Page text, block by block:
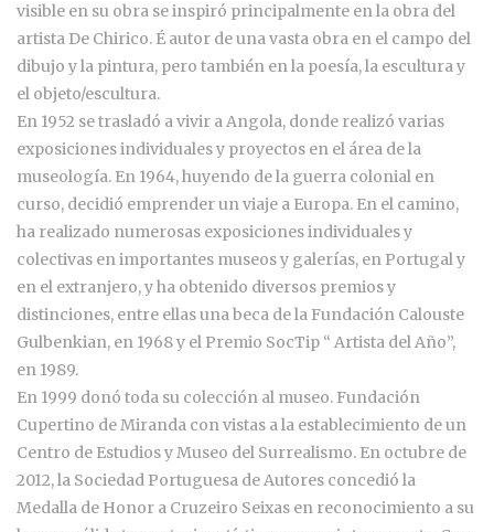
visible en su obra se inspiró principalmente en la obra del
artista De Chirico. É autor de una vasta obra en el campo del
dibujo y la pintura, pero también en la poesía, la escultura y
el objeto/escultura.
En 1952 se trasladó a vivir a Angola, donde realizó varias
exposiciones individuales y proyectos en el área de la
museología. En 1964, huyendo de la guerra colonial en
curso, decidió emprender un viaje a Europa. En el camino,
ha realizado numerosas exposiciones individuales y
colectivas en importantes museos y galerías, en Portugal y
en el extranjero, y ha obtenido diversos premios y
distinciones, entre ellas una beca de la Fundación Calouste
Gulbenkian, en 1968 y el Premio SocTip “ Artista del Año”,
en 1989.
En 1999 donó toda su colección al museo. Fundación
Cupertino de Miranda con vistas a la establecimiento de un
Centro de Estudios y Museo del Surrealismo. En octubre de
2012, la Sociedad Portuguesa de Autores concedió la
Medalla de Honor a Cruzeiro Seixas en reconocimiento a su